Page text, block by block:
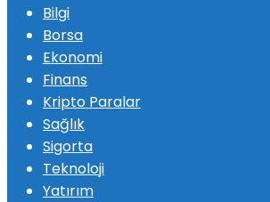
Bilgi
Borsa
Ekonomi
Finans
Kripto Paralar
Sağlık
Sigorta
Teknoloji
Yatırım